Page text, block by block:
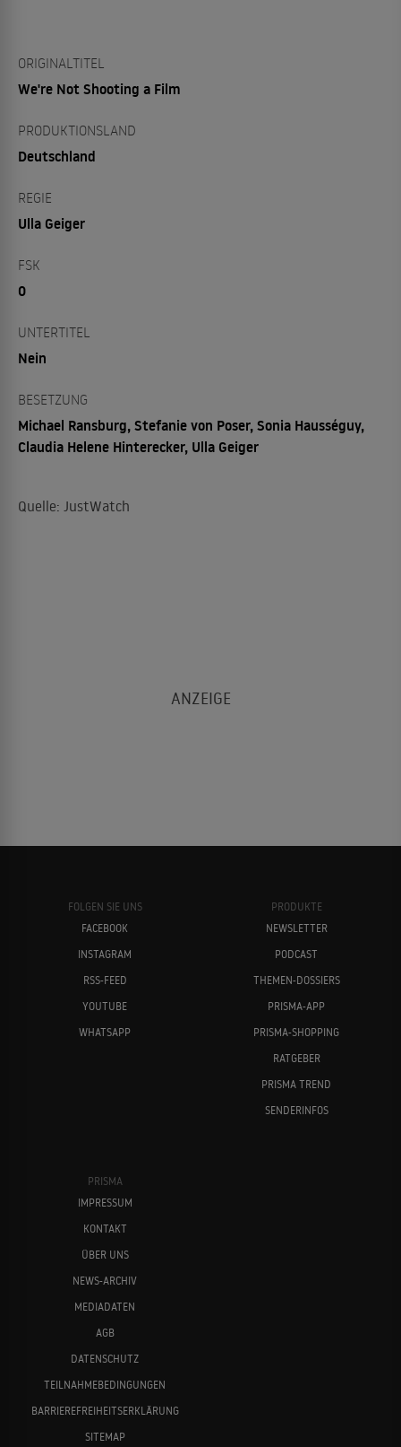
ORIGINALTITEL
We're Not Shooting a Film
PRODUKTIONSLAND
Deutschland
REGIE
Ulla Geiger
FSK
0
UNTERTITEL
Nein
BESETZUNG
Michael Ransburg, Stefanie von Poser, Sonia Hausséguy,
Claudia Helene Hinterecker, Ulla Geiger
Quelle: JustWatch
FOLGEN SIE UNS
FACEBOOK
INSTAGRAM
RSS-FEED
YOUTUBE
WHATSAPP
PRODUKTE
NEWSLETTER
PODCAST
THEMEN-DOSSIERS
PRISMA-APP
PRISMA-SHOPPING
RATGEBER
PRISMA TREND
SENDERINFOS
PRISMA
IMPRESSUM
KONTAKT
ÜBER UNS
NEWS-ARCHIV
MEDIADATEN
AGB
DATENSCHUTZ
TEILNAHMEBEDINGUNGEN
BARRIEREFREIHEITSERKLÄRUNG
SITEMAP